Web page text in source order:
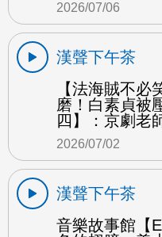
2026/07/06
漢聲下午茶
【法海賊不
磨！白素貞被
四】：京劇老
2026/07/02
漢聲下午茶
音樂故事館【